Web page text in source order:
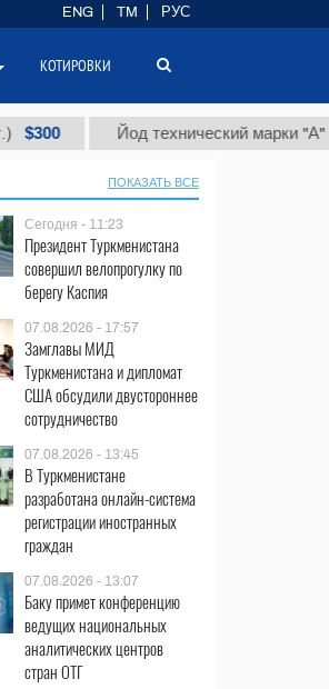
Йод технический марки "А" (т.)
ПОКАЗАТЬ ВСЕ
Сегодня - 11:23
Президент Туркменистана
совершил велопрогулку по
берегу Каспия
07.08.2026 - 17:57
Замглавы МИД
Туркменистана и дипломат
США обсудили двустороннее
сотрудничество
07.08.2026 - 13:45
В Туркменистане
разработана онлайн-система
регистрации иностранных
граждан
07.08.2026 - 13:07
Баку примет конференцию
ведущих национальных
аналитических центров
стран ОТГ
ENG TM РУС
КОТИРОВКИ